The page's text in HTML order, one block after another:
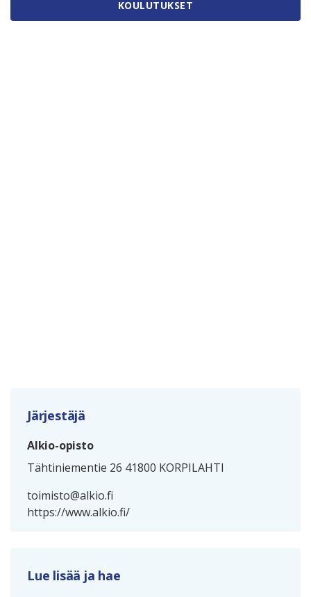
KOULUTUKSET
Järjestäjä
Alkio-opisto
Tähtiniementie 26 41800 KORPILAHTI
toimisto@alkio.fi
https://www.alkio.fi/
Lue lisää ja hae